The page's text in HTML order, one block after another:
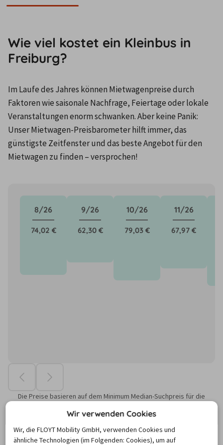
Wie viel kostet ein Kleinbus in
Freiburg?
Im Laufe des Jahres können Mietwagenpreise durch
Faktoren wie saisonale Nachfrage, Feiertage oder lokale
Veranstaltungen enorm schwanken. Aber keine Panik:
Unser Mietwagen-Preisbarometer hilft immer, das
günstigste Zeitfenster und das beste Angebot für den
Mietwagen zu finden – versprochen!
8/26
74,02 €
9/26
62,30 €
10/26
79,03 €
11/26
67,97 €
Die Preise basieren auf dem Minimum Median-Suchpreis für die
MIETWAGEN ABHOLSTATIONEN
Wir verwenden Cookies
Wir, die FLOYT Mobility GmbH, verwenden Cookies und
ähnliche Technologien (im Folgenden: Cookies), um auf